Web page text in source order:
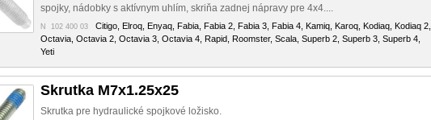
spojky, nádobky s aktívnym uhlím, skriňa zadnej nápravy pre 4x4....
N 102 400 03 Citigo, Elroq, Enyaq, Fabia, Fabia 2, Fabia 3, Fabia 4, Kamiq, Karoq, Kodiaq, Kodiaq 2,
Octavia, Octavia 2, Octavia 3, Octavia 4, Rapid, Roomster, Scala, Superb 2, Superb 3, Superb 4,
Yeti
Skrutka M7x1.25x25
Skrutka pre hydraulické spojkové ložisko.